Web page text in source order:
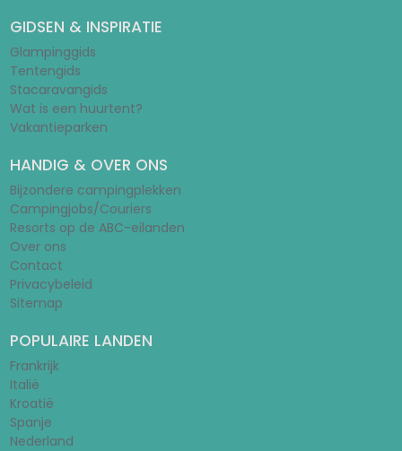
GIDSEN & INSPIRATIE
Glampinggids
Tentengids
Stacaravangids
Wat is een huurtent?
Vakantieparken
HANDIG & OVER ONS
Bijzondere campingplekken
Campingjobs/Couriers
Resorts op de ABC-eilanden
Over ons
Contact
Privacybeleid
Sitemap
POPULAIRE LANDEN
Frankrijk
Italië
Kroatië
Spanje
Nederland